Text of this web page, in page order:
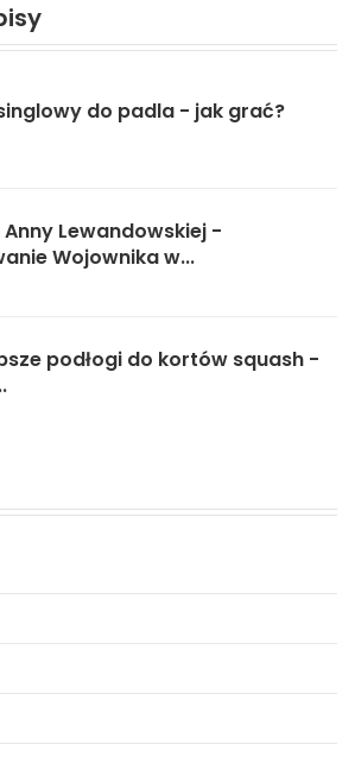
do padla - jak grać?
Lewandowskiej -
Wojownika w...
podłogi do kortów squash -